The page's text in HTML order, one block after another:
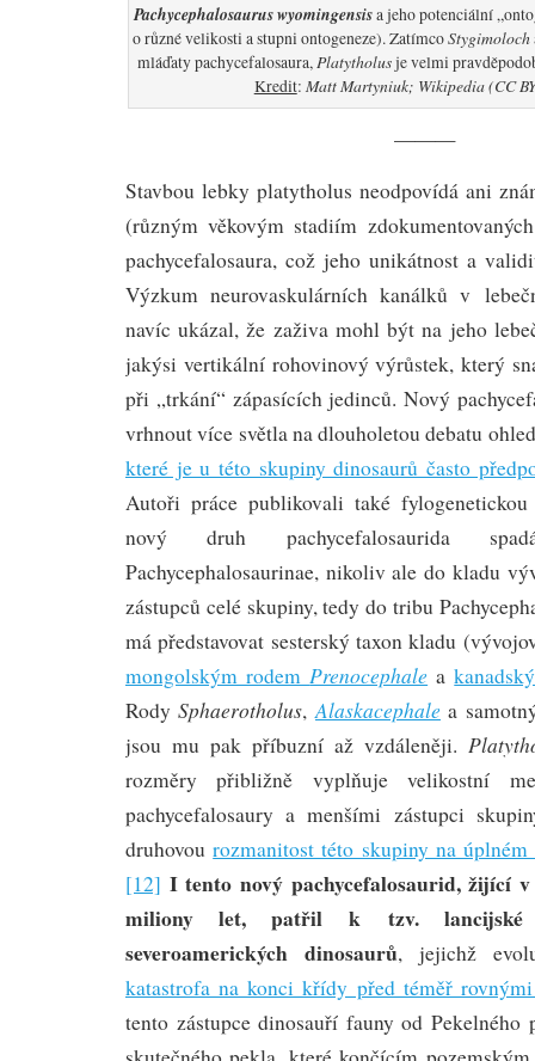
Pachycephalosaurus wyomingensisa jeho potenciální
o různé velikosti a stupni ontogeneze). ZatímcoStygimoloch
mláďaty pachycefalosaura, Platytholusje velmi
Kredit: Matt Martyniuk; Wikipedia (CC
———
Stavbou lebky platytholus neodpovídá ani
(různým věkovým stadiím
pachycefalosaura, což jeho unikátnost a
Výzkum neurovaskulárních kanálků v
navíc ukázal, že zaživa mohl být na jeho
jakýsi vertikální rohovinový výrůstek, který
při „trkání“ zápasících jedinců. Nový
vrhnout více světla na dlouholetou debatu
které je u této skupiny dinosaurů často
Autoři práce publikovali také
nový druh pachycefalosaurida
Pachycephalosaurinae, nikoliv ale do kladu
zástupců celé skupiny, tedy do tribu
má představovat sesterský taxon kladu
mongolským rodem Prenocephale a
RodySphaerotholus, Alaskacephale a
jsou mu pak příbuzní až vzdáleněji.
rozměry přibližně vyplňuje velikostní
pachycefalosaury a menšími zástupci
druhovourozmanitost této skupiny na
[12] I tento nový pachycefalosaurid, žijící
miliony let, patřil k tzv. lancijské
severoamerických dinosaurů, jejichž
katastrofa na konci křídy před téměř
tento zástupce dinosauří fauny od Pekelného